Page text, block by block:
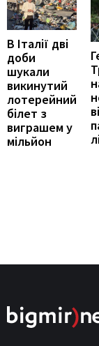
В Італії дві
доби
шукали
викинутий
лотерейний
білет з
виграшем у
мільйон